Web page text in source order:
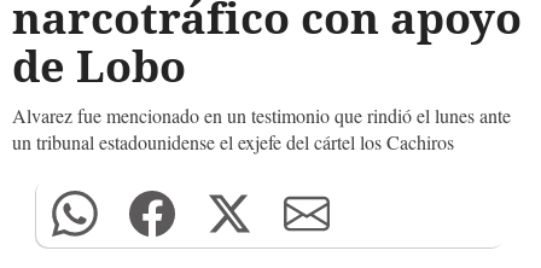
narcotráfico con apoyo
de Lobo
Alvarez fue mencionado en un testimonio que rindió el lunes ante
un tribunal estadounidense el exjefe del cártel los Cachiros